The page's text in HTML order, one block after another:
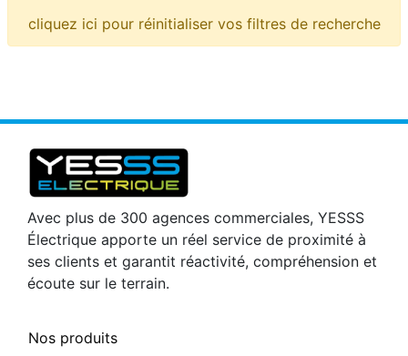
cliquez ici pour réinitialiser vos filtres de recherche
Avec plus de 300 agences commerciales, YESSS
Électrique apporte un réel service de proximité à
ses clients et garantit réactivité, compréhension et
écoute sur le terrain.
Nos produits